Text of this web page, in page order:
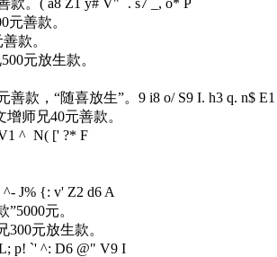
元善款。
款。
元放生款。
善款，“随喜放生”。 9 i8 o/ S9 I. h3 q. n$
师兄40元善款。
^ N( [' ?* F
J% {: v' Z2 d6 A
元。
元放生款。
p! `' ^: D6 @" V9 I